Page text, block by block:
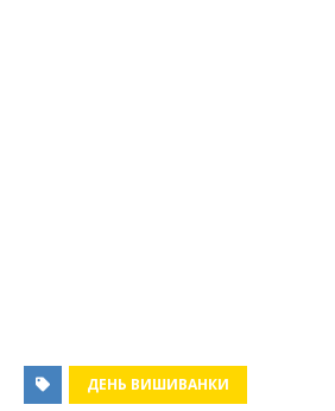
ДЕНЬ ВИШИВАНКИ